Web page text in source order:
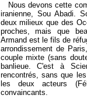
Nous devons cette
iranienne, Sou Abadi.
deux milieux que des
proches, mais que
Armand est le fils de
arrondissement de
couple mixte (sans
banlieue. C'est à
rencontrés, sans que
les deux acteurs
convaincants.